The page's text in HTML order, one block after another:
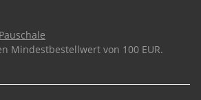
Pauschale
Mindestbestellwert von 100 EUR.